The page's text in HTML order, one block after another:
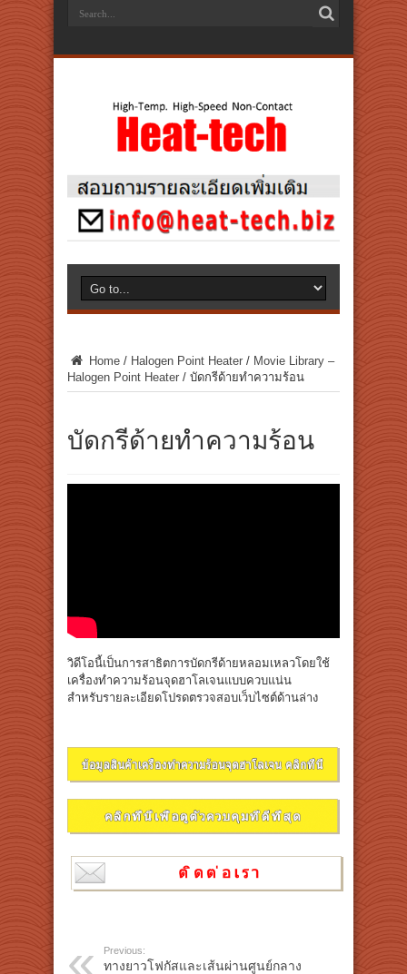
Home / Halogen Point Heater / Movie Library –
Halogen Point Heater / บัดกรีด้ายทำความร้อน
บัดกรีด้ายทำความร้อน
วิดีโอนี้เป็นการสาธิตการบัดกรีด้ายหลอมเหลวโดยใช้
เครื่องทำความร้อนจุดฮาโลเจนแบบควบแน่น
สำหรับรายละเอียดโปรดตรวจสอบเว็บไซต์ด้านล่าง
Previous:
ทางยาวโฟกัสและเส้นผ่านศูนย์กลาง